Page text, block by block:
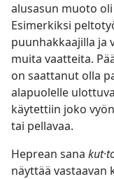
alusasun muoto
Esimerkiksi
puunhakkaajilla ja
muita vaatteita.
on saattanut olla
alapuolelle
käytettiin joko
tai pellavaa.
Heprean sana
näyttää vastaavan